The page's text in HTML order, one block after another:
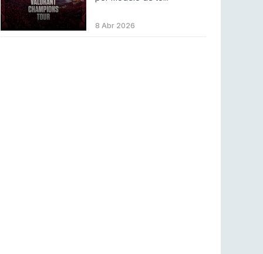
Betclic renova parceria com a RTP Arena para
a época 2026/27
8 Abr 2026